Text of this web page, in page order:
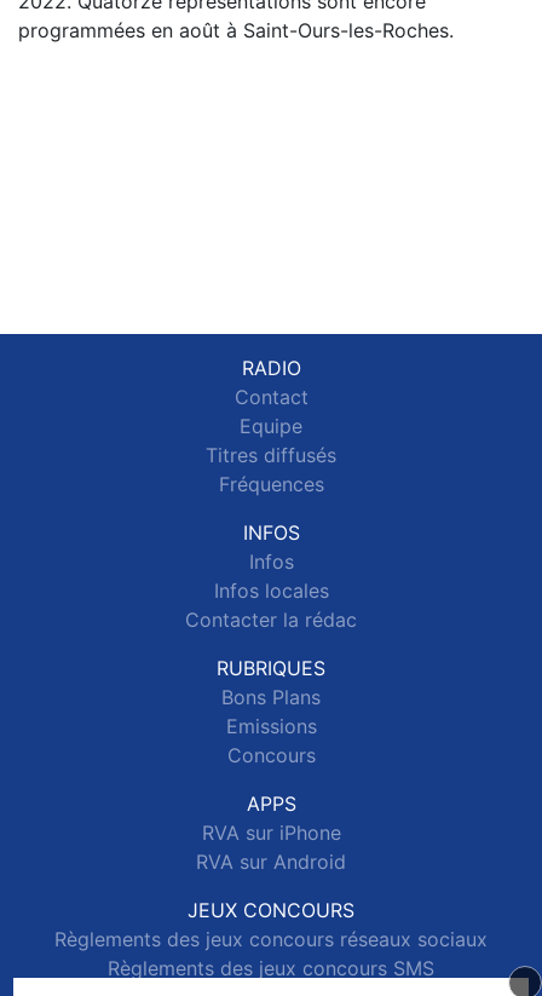
programmées en août à Saint-Ours-les-Roches.
RADIO
Contact
Equipe
Titres diffusés
Fréquences
INFOS
Infos
Infos locales
Contacter la rédac
RUBRIQUES
Bons Plans
Emissions
Concours
APPS
RVA sur iPhone
RVA sur Android
JEUX CONCOURS
Règlements des jeux concours réseaux sociaux
Règlements des jeux concours SMS